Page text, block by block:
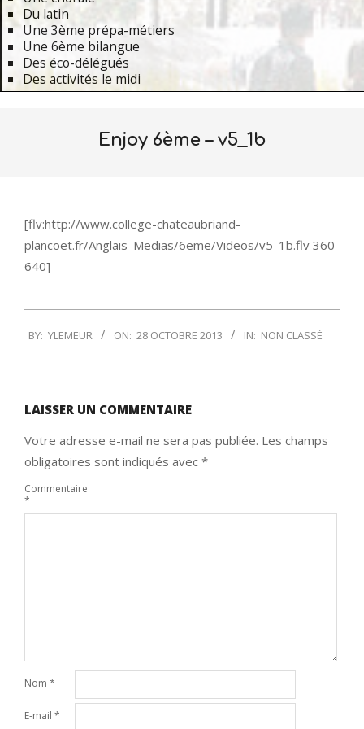
Du latin
Une 3ème prépa-métiers
Une 6ème bilangue
Des éco-délégués
Des activités le midi
Enjoy 6ème – v5_1b
[flv:http://www.college-chateaubriand-
plancoet.fr/Anglais_Medias/6eme/Videos/v5_1b.flv 360
640]
10-
28
BY: YLEMEUR ON: 28 OCTOBRE 2013 IN: NON CLASSÉ
LAISSER UN COMMENTAIRE
Votre adresse e-mail ne sera pas publiée. Les champs
obligatoires sont indiqués avec *
Commentaire
*
Nom *
E-mail *